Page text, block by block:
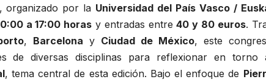
organizado por la Universidad del País Vasco /
a 17:00 horas y entradas entre40 y 80 euros.
, Barcelona y Ciudad de México, este
de diversas disciplinas para reflexionar en torno
, tema central de esta edición. Bajo el enfoque de